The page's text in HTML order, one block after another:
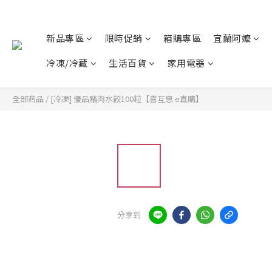
新品專區 限時促銷 箱購專區 宜蘭阿嬤
冷凍/冷藏
生活百貨 家用電器
全部商品 / [冷凍] 優品豬肉水餃100粒【喜互惠 e直購】
分享到